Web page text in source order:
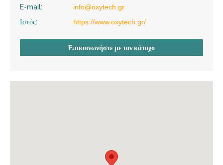
E-mail:
info@oxytech.gr
Ιστός:
https://www.oxytech.gr/
Επικοινωνήστε με τον κάτοχο